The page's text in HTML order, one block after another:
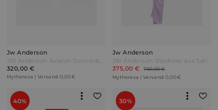
Jw Anderson
JW Anderson Aviator-Sonnenbrille JWA05 Gold
320,00 €
Mytheresa | Versand: 0,00 €
Jw Anderson
JW Anderson Slipdress aus Satin Lila
375,00 €
750,00 €
Mytheresa | Versand: 0,00 €
40% 30%